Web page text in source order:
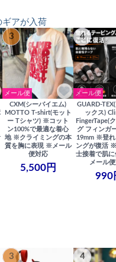
ギアが入荷
3
メール便
CXM(シーバイエム)
MOTTO T-shirt(モット
ー Tシャツ) ※コット
ン100%で最適な着心
地 ※クライミングの本
質を胸に表現 ※メール
便対応
5,500円
4
メール便
GUARD-
ックス)
FingerTape(
グ フィンガ
19mm ※登れ
ングが復活
士接着で肌
メール
990
3 4